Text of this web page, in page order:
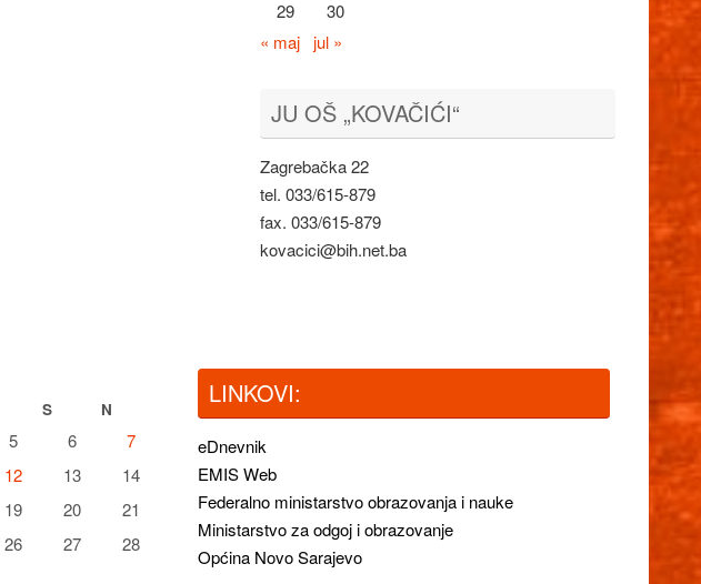
29
30
« maj jul »
JU OŠ „KOVAČIĆI“
Zagrebačka 22
tel. 033/615-879
fax. 033/615-879
kovacici@bih.net.ba
S N
5 6
7
12 13
14
19 20
21
26 27
28
LINKOVI:
eDnevnik
EMIS Web
Federalno ministarstvo obrazovanja i nauke
Ministarstvo za odgoj i obrazovanje
Općina Novo Sarajevo